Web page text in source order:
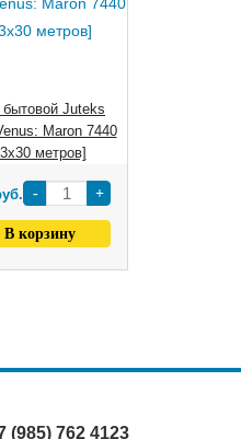
Juteks
Maron 7440
метров]
- +
В корзину
(985) 762 4123